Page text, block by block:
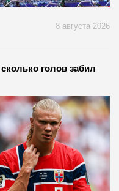
8 августа 2026
голов забил